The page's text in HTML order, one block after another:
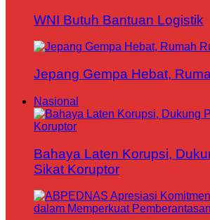
WNI Butuh Bantuan Logistik
Jepang Gempa Hebat,
Nasional
Bahaya Laten Korupsi,
Sikat Koruptor